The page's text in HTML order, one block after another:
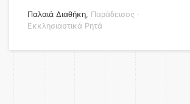
Παλαιά Διαθήκη, Παράδεισος ·
Εκκλησιαστικά Ρητά